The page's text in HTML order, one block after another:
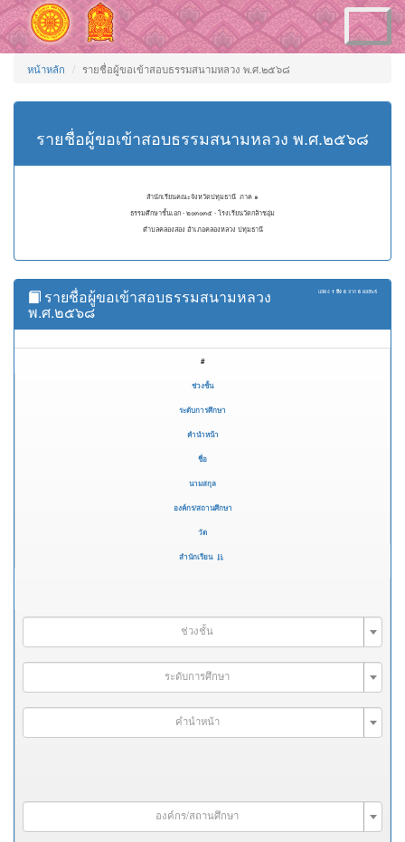
Toggle
navigation
หน้าหลัก รายชื่อผู้ขอเข้าสอบธรรมสนามหลวง พ.ศ.๒๕๖๘
รายชื่อผู้ขอเข้าสอบธรรมสนามหลวง พ.ศ.๒๕๖๘
สำนักเรียนคณะจังหวัดปทุมธานี ภาค ๑
ธรรมศึกษาชั้นเอก - ๒๐๓๐๓๕ - โรงเรียนวัดกล้าชอุ่ม
ตำบลคลองสอง อำเภอคลองหลวง ปทุมธานี
แสดง 1 ถึง 6 จาก 6 ผลลัพธ์
รายชื่อผู้ขอเข้าสอบธรรมสนามหลวง
พ.ศ.๒๕๖๘
#
ช่วงชั้น
ระดับการศึกษา
คำนำหน้า
ชื่อ
นามสกุล
องค์กร/สถานศึกษา
วัด
สำนักเรียน
ช่วงชั้น
ระดับการศึกษา
คำนำหน้า
องค์กร/สถานศึกษา